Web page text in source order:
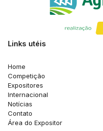
Links utéis
Home
Competição
Expositores
Internacional
Notícias
Contato
Área do Expositor